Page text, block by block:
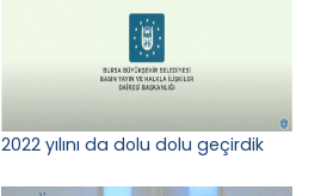
2022 yılını da dolu dolu geçirdik